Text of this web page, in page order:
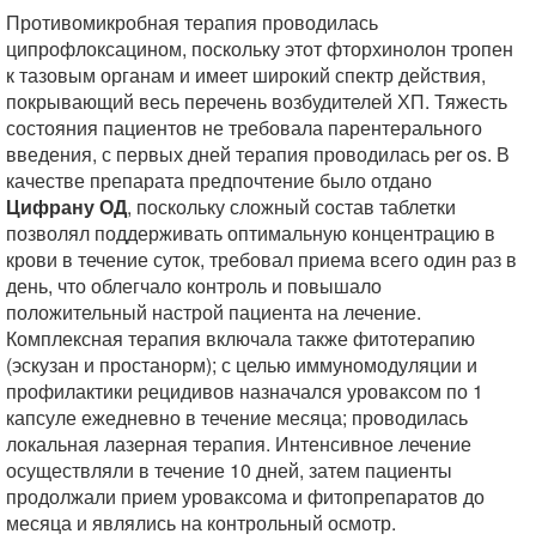
Противомикробная терапия проводилась
ципрофлоксацином, поскольку этот фторхинолон тропен
к тазовым органам и имеет широкий спектр действия,
покрывающий весь перечень возбудителей ХП. Тяжесть
состояния пациентов не требовала парентерального
введения, с первых дней терапия проводилась per os. В
качестве препарата предпочтение было отдано
Цифрану ОД, поскольку сложный состав таблетки
позволял поддерживать оптимальную концентрацию в
крови в течение суток, требовал приема всего один раз в
день, что облегчало контроль и повышало
положительный настрой пациента на лечение.
Комплексная терапия включала также фитотерапию
(эскузан и простанорм); с целью иммуномодуляции и
профилактики рецидивов назначался уроваксом по 1
капсуле ежедневно в течение месяца; проводилась
локальная лазерная терапия. Интенсивное лечение
осуществляли в течение 10 дней, затем пациенты
продолжали прием уроваксома и фитопрепаратов до
месяца и являлись на контрольный осмотр.